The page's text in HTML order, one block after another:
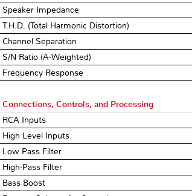
Speaker Impedance
T.H.D. (Total Harmonic Distortion)
Channel Separation
S/N Ratio (A-Weighted)
Frequency Response
Connections, Controls, and Processing
RCA Inputs
High Level Inputs
Low Pass Filter
High-Pass Filter
Bass Boost